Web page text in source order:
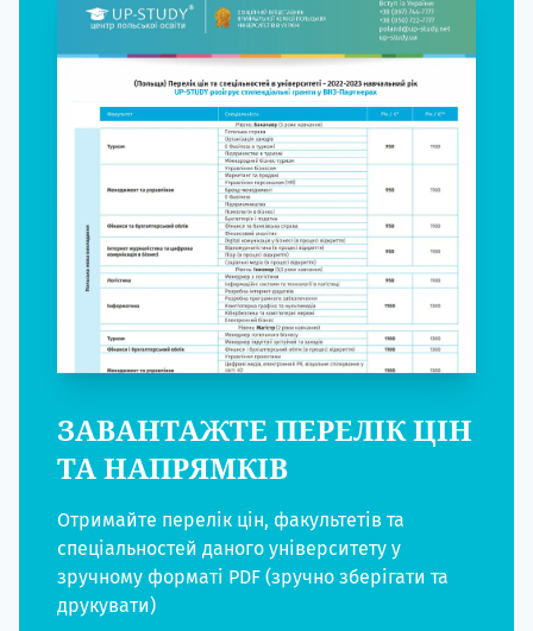
ЗАВАНТАЖТЕ ПЕРЕЛІК ЦІН
ТА НАПРЯМКІВ
Отримайте перелік цін, факультетів та
спеціальностей даного університету у
зручному форматі PDF (зручно зберігати та
друкувати)